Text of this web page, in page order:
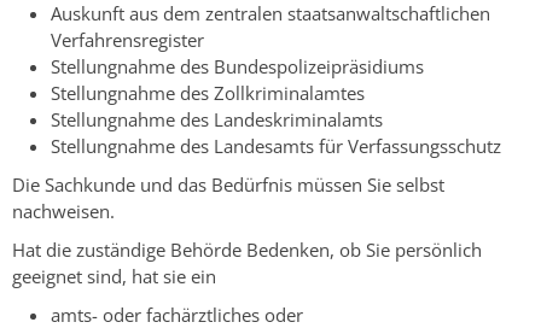
Auskunft aus dem zentralen staatsanwaltschaftlichen
Verfahrensregister
Stellungnahme des Bundespolizeipräsidiums
Stellungnahme des Zollkriminalamtes
Stellungnahme des Landeskriminalamts
Stellungnahme des Landesamts für Verfassungsschutz
Die Sachkunde und das Bedürfnis müssen Sie selbst
nachweisen.
Hat die zuständige Behörde Bedenken, ob Sie persönlich
geeignet sind, hat sie ein
amts- oder fachärztliches oder